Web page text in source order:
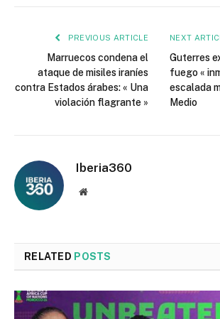
PREVIOUS ARTICLE
Marruecos condena el
ataque de misiles iraníes
contra Estados árabes: « Una
violación flagrante »
NEXT
Guterres
fuego «
escalada
Medio
Iberia360
Website
RELATED POSTS